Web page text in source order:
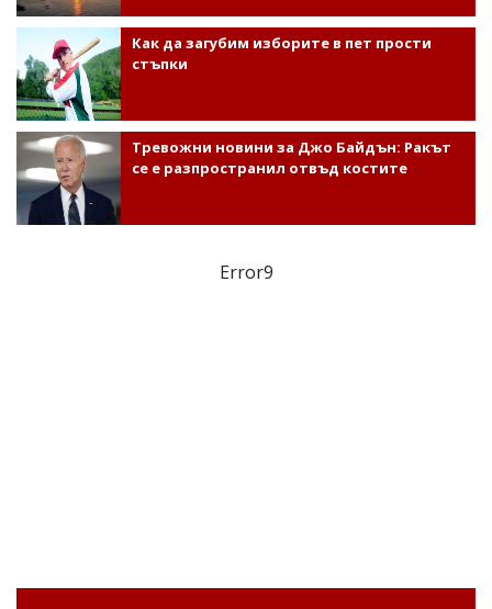
Как да загубим изборите в пет прости
стъпки
Тревожни новини за Джо Байдън: Ракът
се е разпространил отвъд костите
Error9